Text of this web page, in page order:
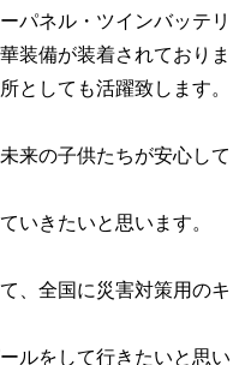
パネル・ツインバッテリ
装備が装着されておりま
としても活躍致します。
来の子供たちが安心して
いきたいと思います。
、全国に災害対策用のキ
ルをして行きたいと思い